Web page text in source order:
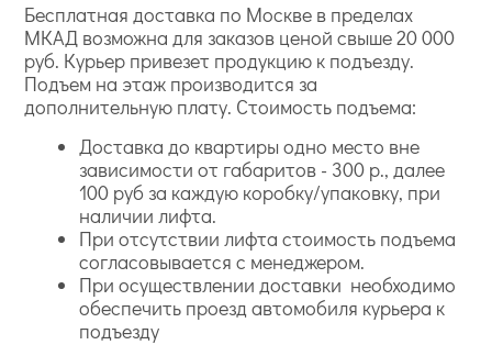
Бесплатная доставка по Москве в пределах
МКАД возможна для заказов ценой свыше 20 000
руб. Курьер привезет продукцию к подъезду.
Подъем на этаж производится за
дополнительную плату. Стоимость подъема:
Доставка до квартиры одно место вне
зависимости от габаритов - 300 р., далее
100 руб за каждую коробку/упаковку, при
наличии лифта.
При отсутствии лифта стоимость подъема
согласовывается с менеджером.
При осуществлении доставки необходимо
обеспечить проезд автомобиля курьера к
подъезду